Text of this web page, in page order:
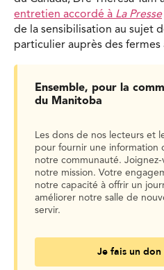
entretien accordé à La Presse
de la sensibilisation au sujet
particulier auprès des
Ensemble, pour la
du Manitoba
Les dons de nos lecteurs et
pour fournir une information
notre communauté.
notre mission. Votre
notre capacité à offrir un
améliorer notre salle de
servir.
Je fais un